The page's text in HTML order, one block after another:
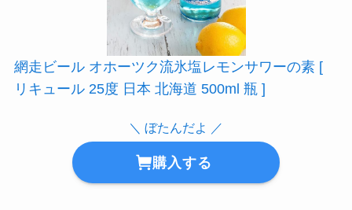
網走ビール オホーツク流氷塩レモンサワーの素 [
リキュール 25度 日本 北海道 500ml 瓶 ]
＼ ぼたんだよ ／
購入する